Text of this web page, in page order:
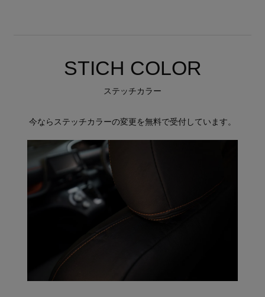
STICH COLOR
ステッチカラー
今ならステッチカラーの変更を無料で受付しています。